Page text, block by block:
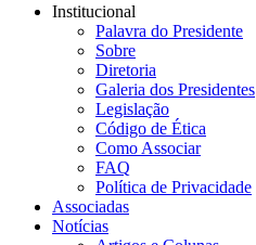
Institucional
Palavra do Presidente
Sobre
Diretoria
Galeria dos Presidentes
Legislação
Código de Ética
Como Associar
FAQ
Política de Privacidade
Associadas
Notícias